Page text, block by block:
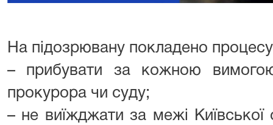
На підозрювану покладено
– прибувати за кожною
прокурора чи суду;
– не виїжджати за межі Київської